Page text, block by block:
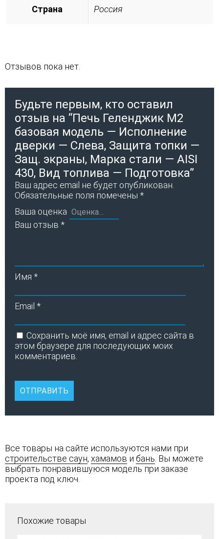
Страна Россия
Отзывов пока нет.
Будьте первым, кто оставил
отзыв на “Печь Геленджик М2
базовая модель — Исполнение
дверки — Слева, Защита топки —
Защ. экраны, Марка стали — AISI
430, Вид топлива — Подготовка”
Ваш адрес email не будет опубликован.
Обязательные поля помечены *
Ваша оценка
Ваш отзыв *
Имя *
Email *
Сохранить моё имя, email и адрес сайта в
этом браузере для последующих моих
комментариев.
Все товары на сайте используются нами при
строительстве саун, хамамов и бань . Вы можете
выбрать понравившуюся модель при заказе
проекта под ключ.
Похожие товары